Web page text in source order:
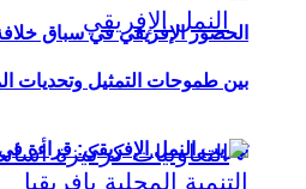
تهريب النمل الإفريقي: قراءة
الحضور الإفريقي في سباق
بين طموحات التمثيل وتحديات